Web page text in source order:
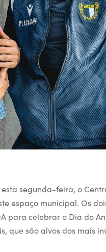
segunda-feira, o
espaço municipal. Os
para celebrar o Dia do
que são alvos dos mais